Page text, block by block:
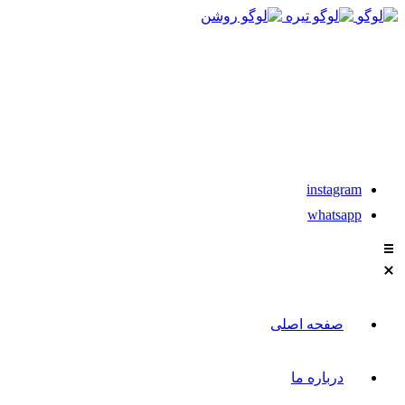
instagram
whatsapp
صفحه اصلی
درباره ما